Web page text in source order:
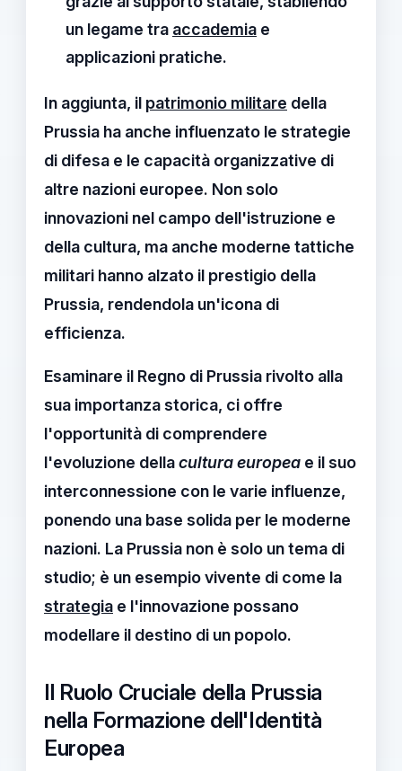
un legame tra accademia e
applicazioni pratiche.
In aggiunta, il patrimonio militare della
Prussia ha anche influenzato le strategie
di difesa e le capacità organizzative di
altre nazioni europee. Non solo
innovazioni nel campo dell'istruzione e
della cultura, ma anche moderne tattiche
militari hanno alzato il prestigio della
Prussia, rendendola un'icona di
efficienza.
Esaminare il Regno di Prussia rivolto alla
sua importanza storica, ci offre
l'opportunità di comprendere
l'evoluzione dellacultura europea e il suo
interconnessione con le varie influenze,
ponendo una base solida per le moderne
nazioni. La Prussia non è solo un tema di
studio; è un esempio vivente di come la
strategia e l'innovazione possano
modellare il destino di un popolo.
Il Ruolo Cruciale della Prussia
nella Formazione dell'Identità
Europea